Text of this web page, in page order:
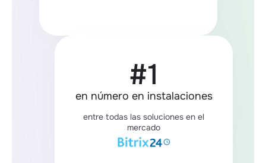
#1
en número en instalaciones
entre todas las soluciones en el
mercado